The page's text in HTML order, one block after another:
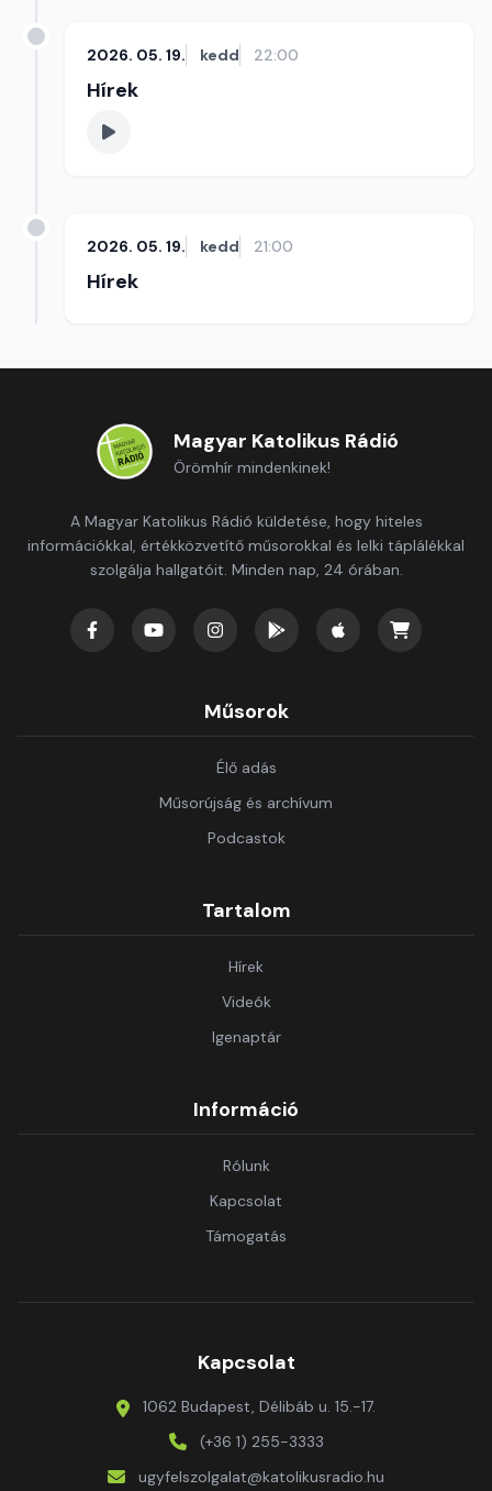
2026. 05. 19. kedd 22:00
Hírek
2026. 05. 19. kedd 21:00
Hírek
Magyar Katolikus Rádió
Örömhír mindenkinek!
A Magyar Katolikus Rádió küldetése, hogy hiteles
információkkal, értékközvetítő műsorokkal és lelki táplálékkal
szolgálja hallgatóit. Minden nap, 24 órában.
Műsorok
Élő adás
Műsorújság és archívum
Podcastok
Tartalom
Hírek
Videók
Igenaptár
Információ
Rólunk
Kapcsolat
Támogatás
Kapcsolat
1062 Budapest, Délibáb u. 15.-17.
(+36 1) 255-3333
ugyfelszolgalat@katolikusradio.hu